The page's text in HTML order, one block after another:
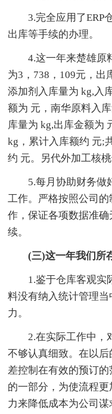
3.完全应用了ERP
出库等手续的办理。
4.这一年来楚雄原
为3，738，109元，出
添加剂入库量为 kg,入
额为 元，南华原料入
库量为 kg,出库金额为
kg，累计入库额约 元;
约 元。另代外加工核桃
5.每月协助财务做
工作。严格按照公司
作，保证各项数据准
续。
(三)这一年我们所
1.鉴于仓库客观实
料没有纳入统计管理
力。
2.在实际工作中，
不够认真细致。在以
差控制在有效的预订
的一部分，为使流程
力来降低成本为公司谋